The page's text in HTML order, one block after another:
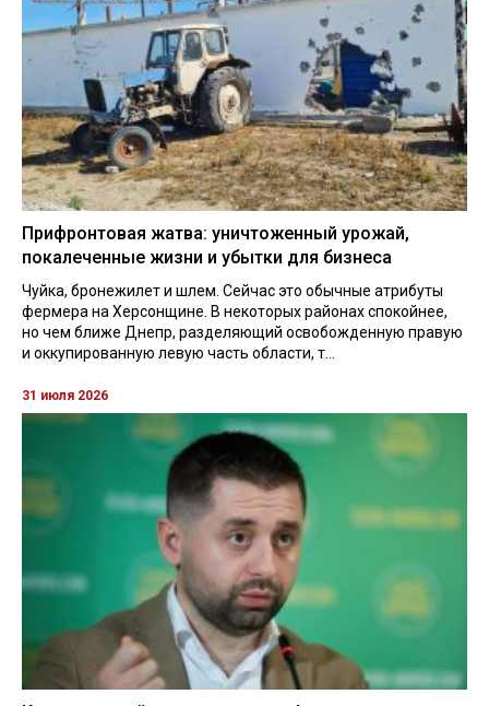
Прифронтовая жатва: уничтоженный урожай,
покалеченные жизни и убытки для бизнеса
Чуйка, бронежилет и шлем. Сейчас это обычные атрибуты
фермера на Херсонщине. В некоторых районах спокойнее,
но чем ближе Днепр, разделяющий освобожденную правую
и оккупированную левую часть области, т...
31 июля 2026